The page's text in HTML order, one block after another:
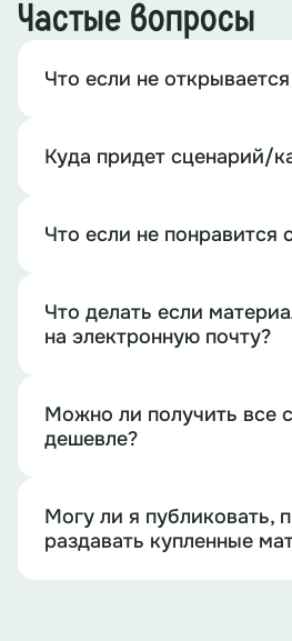
Частые вопросы
Что если не
Куда придет сценарий/
Что если не понравится
Что делать если
на электронную почту?
Можно ли получить все
дешевле?
Могу ли я публиковать,
раздавать купленные